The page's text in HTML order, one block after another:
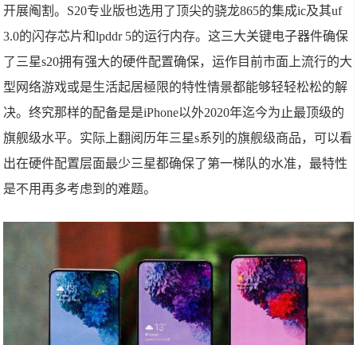
开展阄割。S20专业版也选用了顶尖的骁龙865的集成ic及其uf
3.0的闪存芯片和lpddr 5的运行内存。这三大关键电子器件确保
了三星s20拥有强大的硬件配置确保，运作目前市面上流行的大
型网络游戏或是生活起居極限的特性情景都能够轻轻松松的解
决。终究那样的配备是是iPhone以外2020年迄今为止最顶级的
旗舰级水平。实际上翻阅历年三星s系列的旗舰级商品，可以看
出在硬件配置层面最少三星都确保了第一梯队的水准，最特性
是不用再多考虑到的难题。